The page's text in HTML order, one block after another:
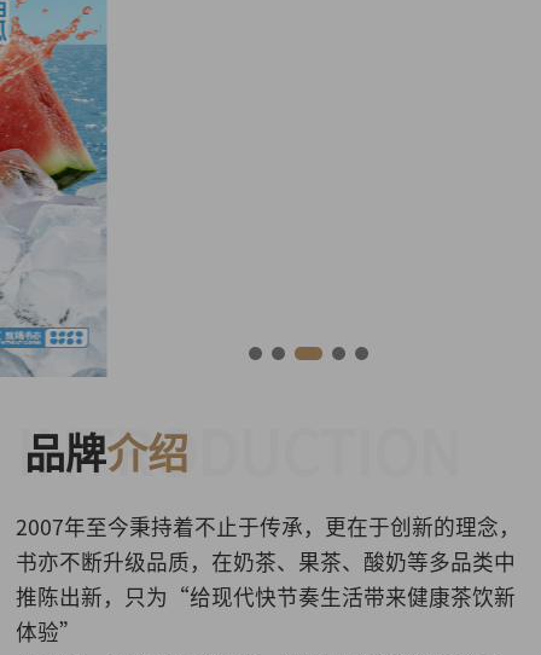
INTRODUCTION
品牌介绍
2007年至今秉持着不止于传承，更在于创新的理念，
书亦不断升级品质，在奶茶、果茶、酸奶等多品类中
推陈出新，只为“给现代快节奏生活带来健康茶饮新
体验”